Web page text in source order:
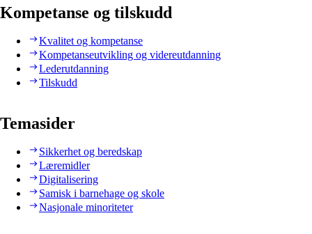
Kompetanse og tilskudd
Kvalitet og kompetanse
Kompetanseutvikling og videreutdanning
Lederutdanning
Tilskudd
Temasider
Sikkerhet og beredskap
Læremidler
Digitalisering
Samisk i barnehage og skole
Nasjonale minoriteter